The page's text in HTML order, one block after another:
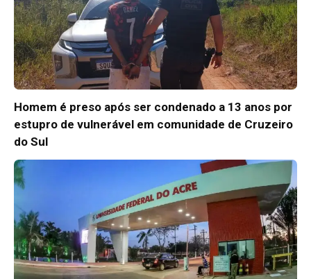
Homem é preso após ser condenado a 13 anos por
estupro de vulnerável em comunidade de Cruzeiro
do Sul